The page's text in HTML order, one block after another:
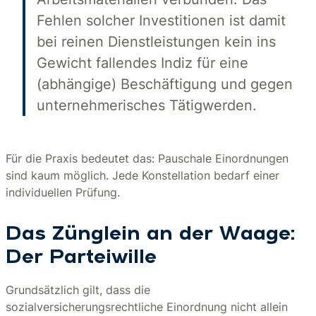
Fehlen solcher Investitionen ist damit
bei reinen Dienstleistungen kein ins
Gewicht fallendes Indiz für eine
(abhängige) Beschäftigung und gegen
unternehmerisches Tätigwerden.
Für die Praxis bedeutet das: Pauschale Einordnungen
sind kaum möglich. Jede Konstellation bedarf einer
individuellen Prüfung.
Das Zünglein an der Waage:
Der Parteiwille
Grundsätzlich gilt, dass die
sozialversicherungsrechtliche Einordnung nicht allein